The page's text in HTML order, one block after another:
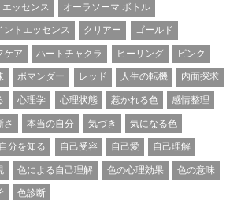
ッセンス オーラソーマ ボトル
ントエッセンス クリアー ゴールド
ケア ハートチャクラ ヒーリング ピンク
ポマンダー レッド 人生の転機 内面探求
心理学 心理状態 惹かれる色 感情整理
さ 本当の自分 気づき 気になる色
自分を知る 自己受容 自己愛 自己理解
色による自己理解 色の心理効果 色の意味
色診断